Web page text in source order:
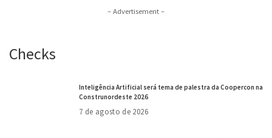
– Advertisement –
Checks
Inteligência Artificial será tema de palestra da Coopercon na
Construnordeste 2026
7 de agosto de 2026